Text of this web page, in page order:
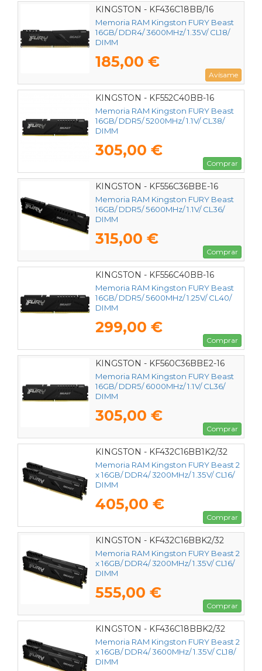
KINGSTON - KF436C18BB/16
Memoria RAM Kingston FURY Beast
16GB/ DDR4/ 3600MHz/ 1.35V/ CL18/
DIMM
185,00 €
Avísame
KINGSTON - KF552C40BB-16
Memoria RAM Kingston FURY Beast
16GB/ DDR5/ 5200MHz/ 1.1V/ CL38/
DIMM
305,00 €
Comprar
KINGSTON - KF556C36BBE-16
Memoria RAM Kingston FURY Beast
16GB/ DDR5/ 5600MHz/ 1.1V/ CL36/
DIMM
315,00 €
Comprar
KINGSTON - KF556C40BB-16
Memoria RAM Kingston FURY Beast
16GB/ DDR5/ 5600MHz/ 1.25V/ CL40/
DIMM
299,00 €
Comprar
KINGSTON - KF560C36BBE2-16
Memoria RAM Kingston FURY Beast
16GB/ DDR5/ 6000MHz/ 1.1V/ CL36/
DIMM
305,00 €
Comprar
KINGSTON - KF432C16BB1K2/32
Memoria RAM Kingston FURY Beast 2
x 16GB/ DDR4/ 3200MHz/ 1.35V/ CL16/
DIMM
405,00 €
Comprar
KINGSTON - KF432C16BBK2/32
Memoria RAM Kingston FURY Beast 2
x 16GB/ DDR4/ 3200MHz/ 1.35V/ CL16/
DIMM
555,00 €
Comprar
KINGSTON - KF436C18BBK2/32
Memoria RAM Kingston FURY Beast 2
x 16GB/ DDR4/ 3600MHz/ 1.35V/ CL18/
DIMM